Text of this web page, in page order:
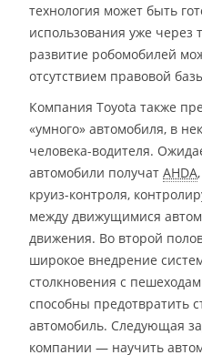
технология может быть
использования уже через
развитие робомобилей
отсутствием правовой
Компания Toyota также
«умного» автомобиля, в
человека-водителя.
автомобили получат AHDA
круиз-контроля,
между движущимися
движения. Во второй
широкое внедрение
столкновения с
способны предотвратить
автомобиль. Следующая
компании — научить